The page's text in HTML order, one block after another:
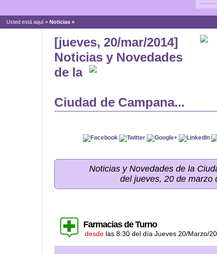
Usted está aquí » Noticias »
[jueves, 20/mar/2014]
Noticias y Novedades
de la
Ciudad de Campana...
Noticias y Novedades de la
del jueves, 20 de marzo
Farmacias de Turno
desde las 8:30 del día Jueves 20/Marzo/